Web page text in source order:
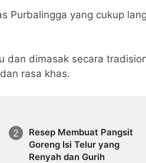
Purbalingga yang cukup
dan dimasak secara
rasa khas.
​Resep Membuat Pangsit
Goreng Isi Telur yang
Renyah dan Gurih